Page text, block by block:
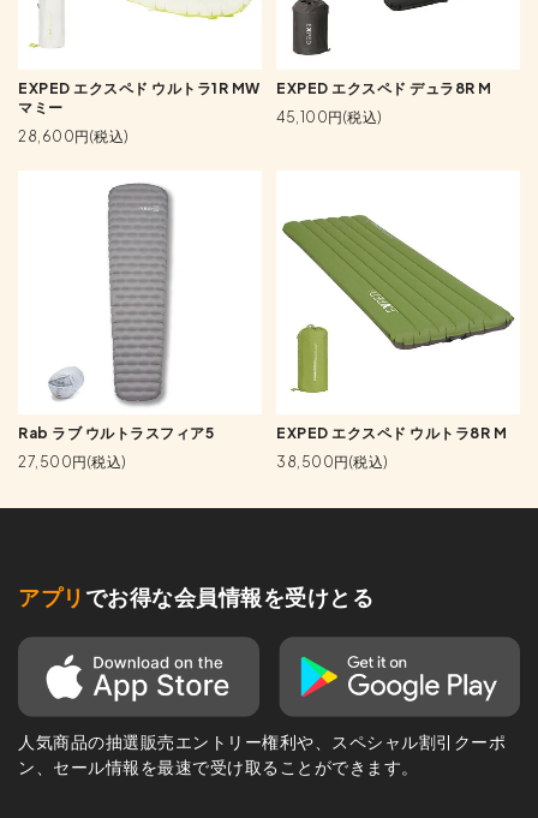
EXPED エクスペド ウルトラ1R MW
マミー
28,600円(税込)
EXPED エクスペド デュラ8R M
45,100円(税込)
Rab ラブ ウルトラスフィア5
27,500円(税込)
EXPED エクスペド ウルトラ8R M
38,500円(税込)
アプリ でお得な会員情報を受けとる
人気商品の抽選販売エントリー権利や、スペシャル割引クーポ
ン、セール情報を最速で受け取ることができます。